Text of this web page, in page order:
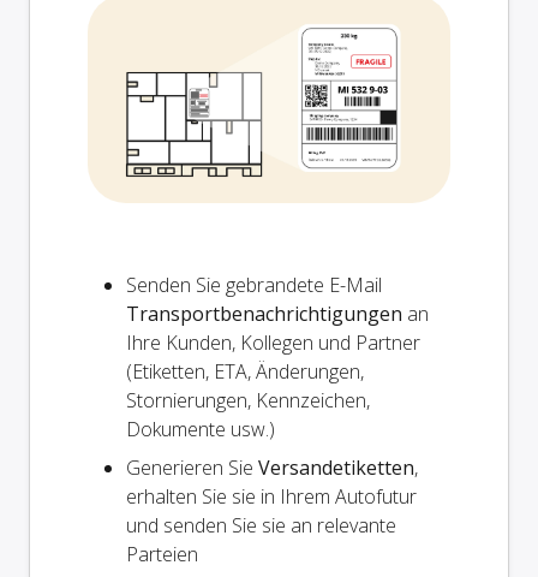
Senden Sie gebrandete E-Mail
Transportbenachrichtigungen an
Ihre Kunden, Kollegen und Partner
(Etiketten, ETA, Änderungen,
Stornierungen, Kennzeichen,
Dokumente usw.)
Generieren Sie Versandetiketten,
erhalten Sie sie in Ihrem Autofutur
und senden Sie sie an relevante
Parteien